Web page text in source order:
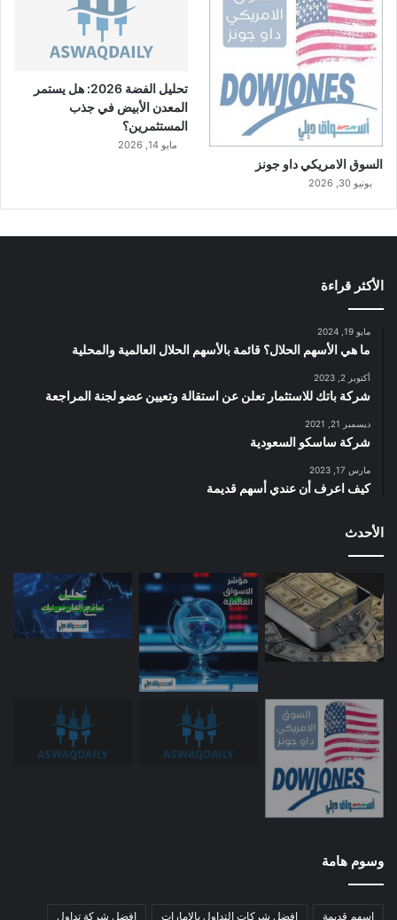
السوق الامريكي داو جونز
يونيو 30, 2026
تحليل الفضة 2026: هل يستمر
المعدن الأبيض في جذب
المستثمرين؟
مايو 14, 2026
الأكثر قراءة
مايو 19, 2024
ما هي الأسهم الحلال؟ قائمة بالأسهم الحلال العالمية والمحلية
أكتوبر 2, 2023
شركة باتك للاستثمار تعلن عن استقالة وتعيين عضو لجنة المراجعة
ديسمبر 21, 2021
شركة ساسكو السعودية
مارس 17, 2023
كيف اعرف أن عندي أسهم قديمة
الأحدث
وسوم هامة
اسهم قديمة افضل شركات التداول بالامارات افضل شركة تداول